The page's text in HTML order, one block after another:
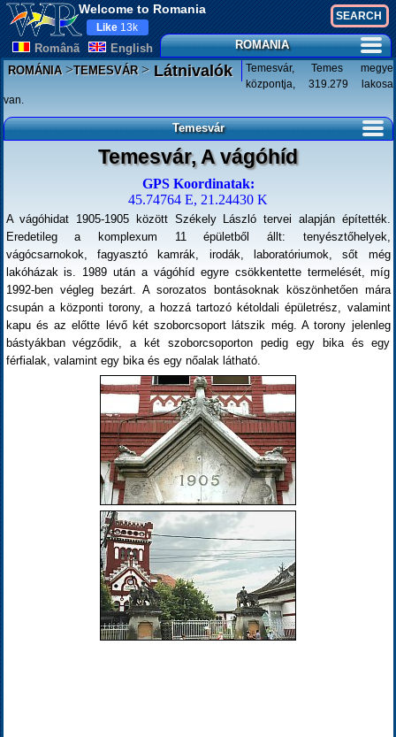
Welcome to Romania
Românã English
Like 13k
ROMANIA
ROMÁNIA>TEMESVÁR>Látnivalók
Temesvár, Temes megye
központja, 319.279 lakosa
van.
Temesvár
Temesvár, A vágóhíd
GPS Koordinatak:
45.74764 E, 21.24430 K
A vágóhidat 1905-1905 között Székely László tervei alapján építették.
Eredetileg a komplexum 11 épületből állt: tenyésztőhelyek,
vágócsarnokok, fagyasztó kamrák, irodák, laboratóriumok, sőt még
lakóházak is. 1989 után a vágóhíd egyre csökkentette termelését, míg
1992-ben végleg bezárt. A sorozatos bontásoknak köszönhetően mára
csupán a központi torony, a hozzá tartozó kétoldali épületrész, valamint
kapu és az előtte lévő két szoborcsoport látszik még. A torony jelenleg
bástyákban végződik, a két szoborcsoporton pedig egy bika és egy
férfialak, valamint egy bika és egy nőalak látható.